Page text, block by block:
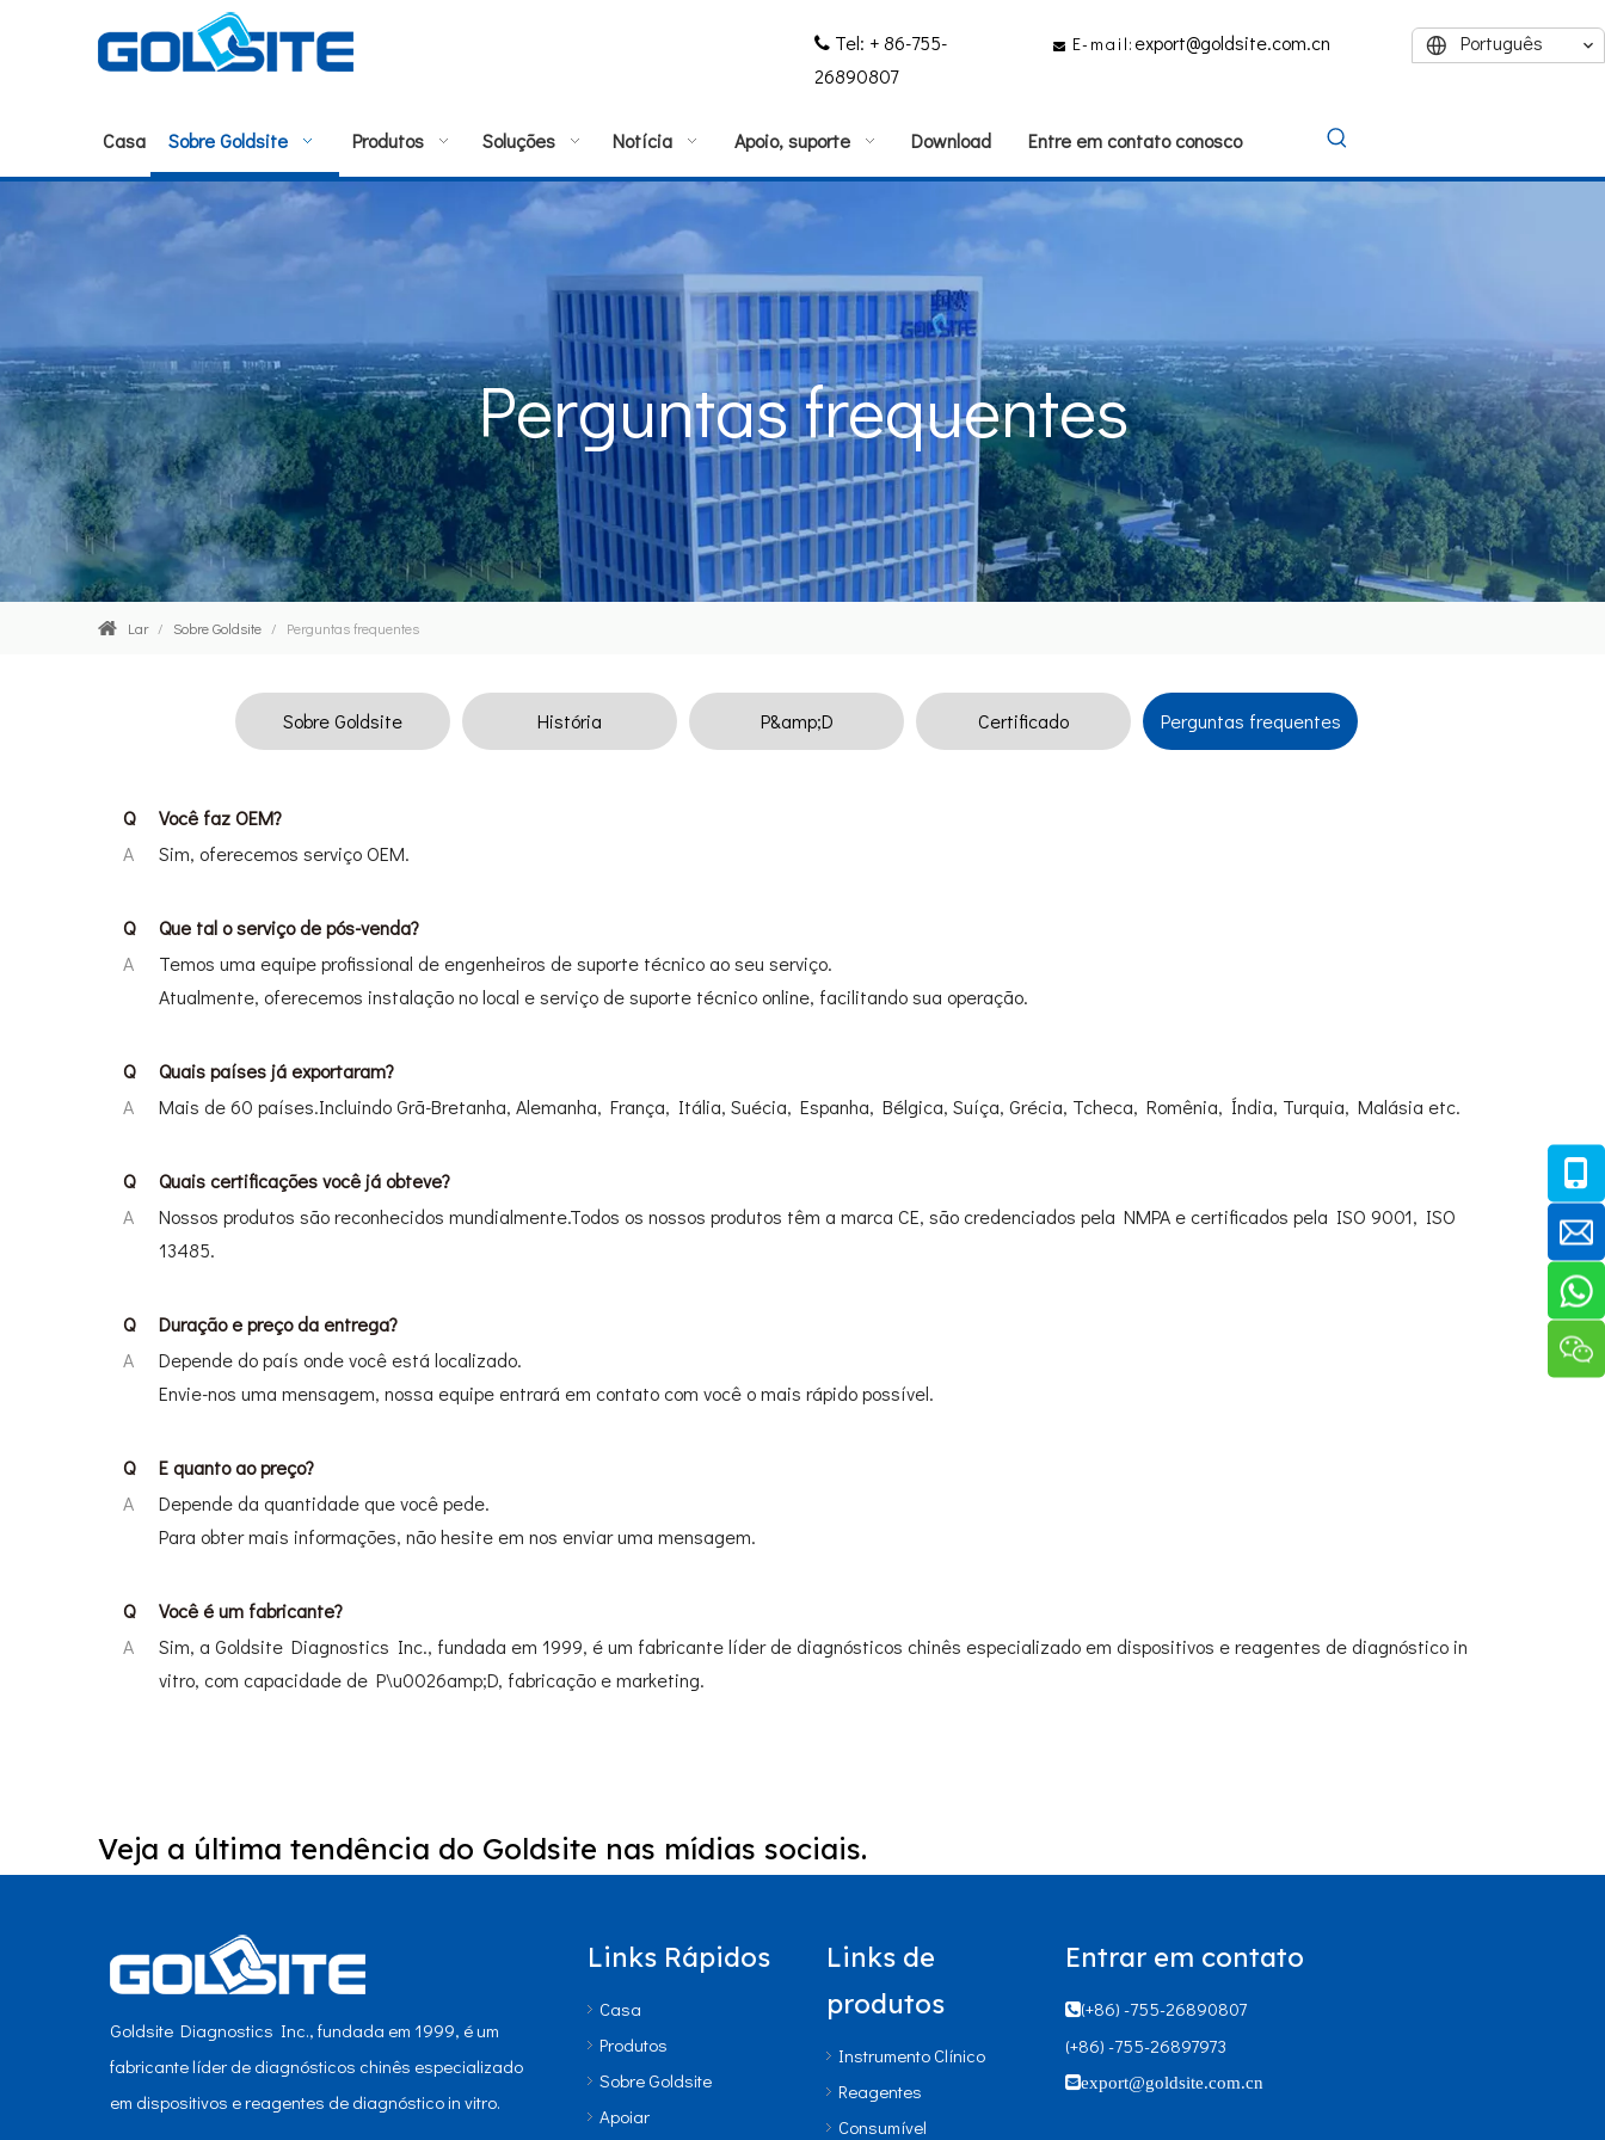
 Tel: + 86-755-
26890807
 E-mail: export@goldsite.com.cn Português
Casa Sobre Goldsite Produtos Soluções Notícia Apoio, suporte Download Entre em contato conosco
Perguntas frequentes
Lar / Sobre Goldsite / Perguntas frequentes
Sobre Goldsite História P&amp;D Certificado Perguntas frequentes
Q
Você faz OEM?
A
Sim, oferecemos serviço OEM.
Q
Que tal o serviço de pós-venda?
A
Temos uma equipe profissional de engenheiros de suporte técnico ao seu serviço.
Atualmente, oferecemos instalação no local e serviço de suporte técnico online, facilitando sua operação.
Q
Quais países já exportaram?
A
Mais de 60 países.Incluindo Grã-Bretanha, Alemanha, França, Itália, Suécia, Espanha, Bélgica, Suíça, Grécia, Tcheca, Romênia, Índia, Turquia, Malásia etc.
Q
Quais certificações você já obteve?
A
Nossos produtos são reconhecidos mundialmente.Todos os nossos produtos têm a marca CE, são credenciados pela NMPA e certificados pela ISO 9001, ISO
13485.
Q
Duração e preço da entrega?
A
Depende do país onde você está localizado.
Envie-nos uma mensagem, nossa equipe entrará em contato com você o mais rápido possível.
Q
E quanto ao preço?
A
Depende da quantidade que você pede.
Para obter mais informações, não hesite em nos enviar uma mensagem.
Q
Você é um fabricante?
A
Sim, a Goldsite Diagnostics Inc., fundada em 1999, é um fabricante líder de diagnósticos chinês especializado em dispositivos e reagentes de diagnóstico in
vitro, com capacidade de P\u0026amp;D, fabricação e marketing.
Veja a última tendência do Goldsite nas mídias sociais.
Goldsite Diagnostics Inc., fundada em 1999, é um
fabricante líder de diagnósticos chinês especializado
em dispositivos e reagentes de diagnóstico in vitro.
Links Rápidos
Casa
Produtos
Sobre Goldsite
Apoiar
Links de
produtos
Instrumento Clínico
Reagentes
Consumível
Entrar em contato
(+86) -755-26890807
(+86) -755-26897973
export@goldsite.com.cn